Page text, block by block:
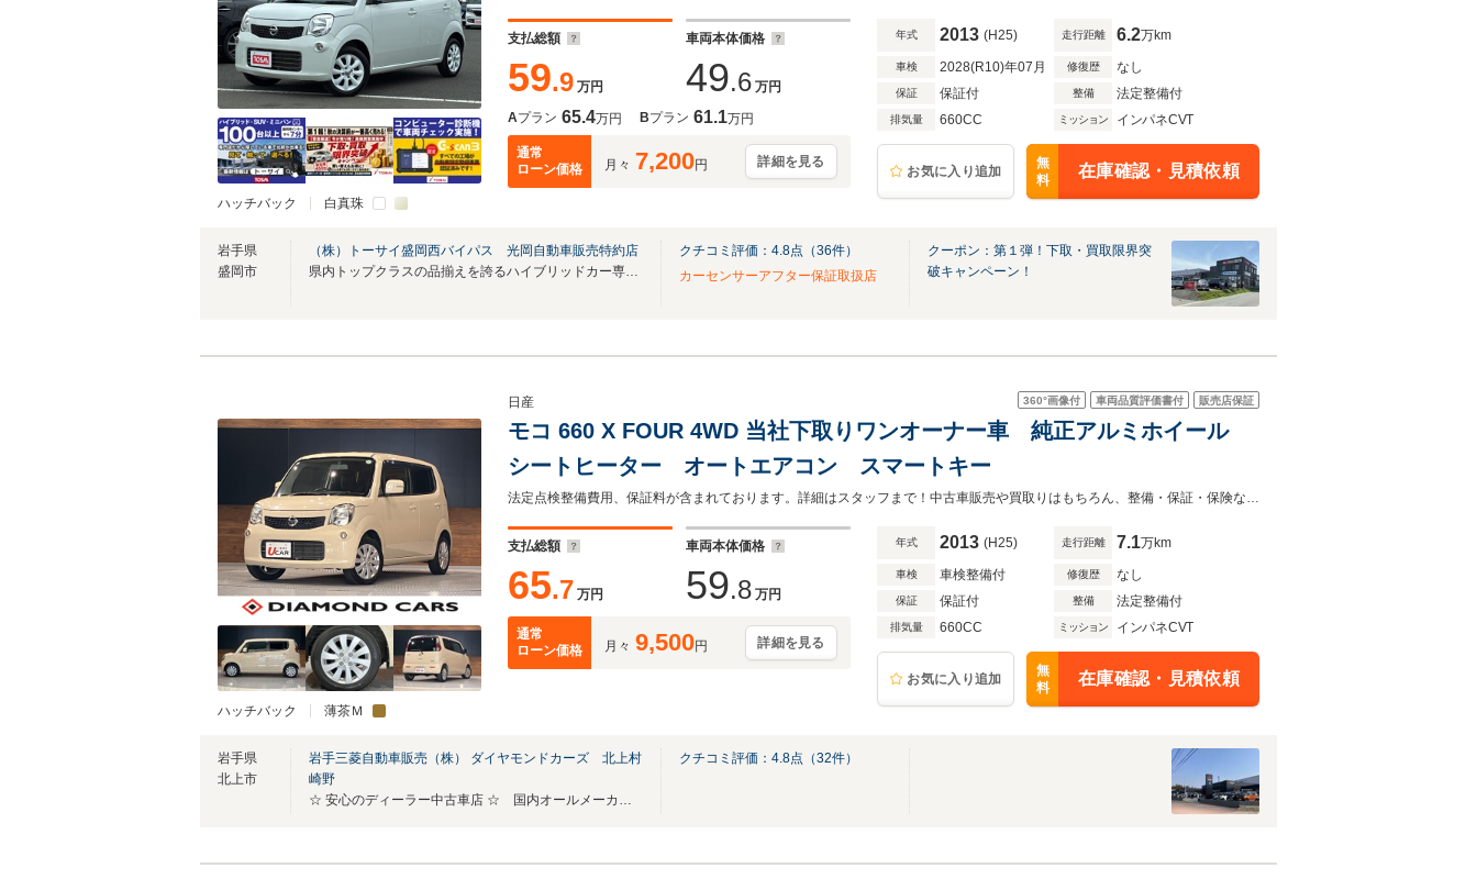
ハッチバック 白真珠
支払総額
59.9 万円
車両本体価格
49.6 万円
Aプラン 65.4万円 Bプラン 61.1万円
通常
ローン価格
月々 7,200円 詳細を見る
年式 2013 (H25) 走行距離 6.2万km
車検 2028(R10)年07月 修復歴 なし
保証 保証付 整備 法定整備付
排気量 660CC ミッション インパネCVT
お気に入り追加
無
料
在庫確認・見積依頼
岩手県
盛岡市
（株）トーサイ盛岡西バイパス 光岡自動車販売特約店
県内トップクラスの品揃えを誇るハイブリッドカー専門店！常時100台以上の展示車両！
クチコミ評価： 4.8点（36件）
カーセンサーアフター保証取扱店
クーポン：第１弾！下取・買取限界突
破キャンペーン！
ハッチバック 薄茶Ｍ
360°画像付 車両品質評価書付 販売店保証
日産
モコ 660 X FOUR 4WD 当社下取りワンオーナー車 純正アルミホイール
シートヒーター オートエアコン スマートキー
法定点検整備費用、保証料が含まれております。詳細はスタッフまで！中古車販売や買取りはもちろん、整備・保証・保険など自動車に関することは何でもお任せください！
支払総額
65.7 万円
車両本体価格
59.8 万円
通常
ローン価格
月々 9,500円 詳細を見る
年式 2013 (H25) 走行距離 7.1万km
車検 車検整備付 修復歴 なし
保証 保証付 整備 法定整備付
排気量 660CC ミッション インパネCVT
お気に入り追加
無
料
在庫確認・見積依頼
岩手県
北上市
岩手三菱自動車販売（株） ダイヤモンドカーズ 北上村
崎野
☆ 安心のディーラー中古車店 ☆ 国内オールメーカー新車取扱い！！
クチコミ評価： 4.8点（32件）